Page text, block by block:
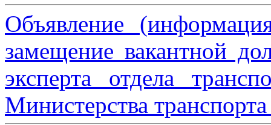
Объявление
замещение вакантной
эксперта отдела
Министерства